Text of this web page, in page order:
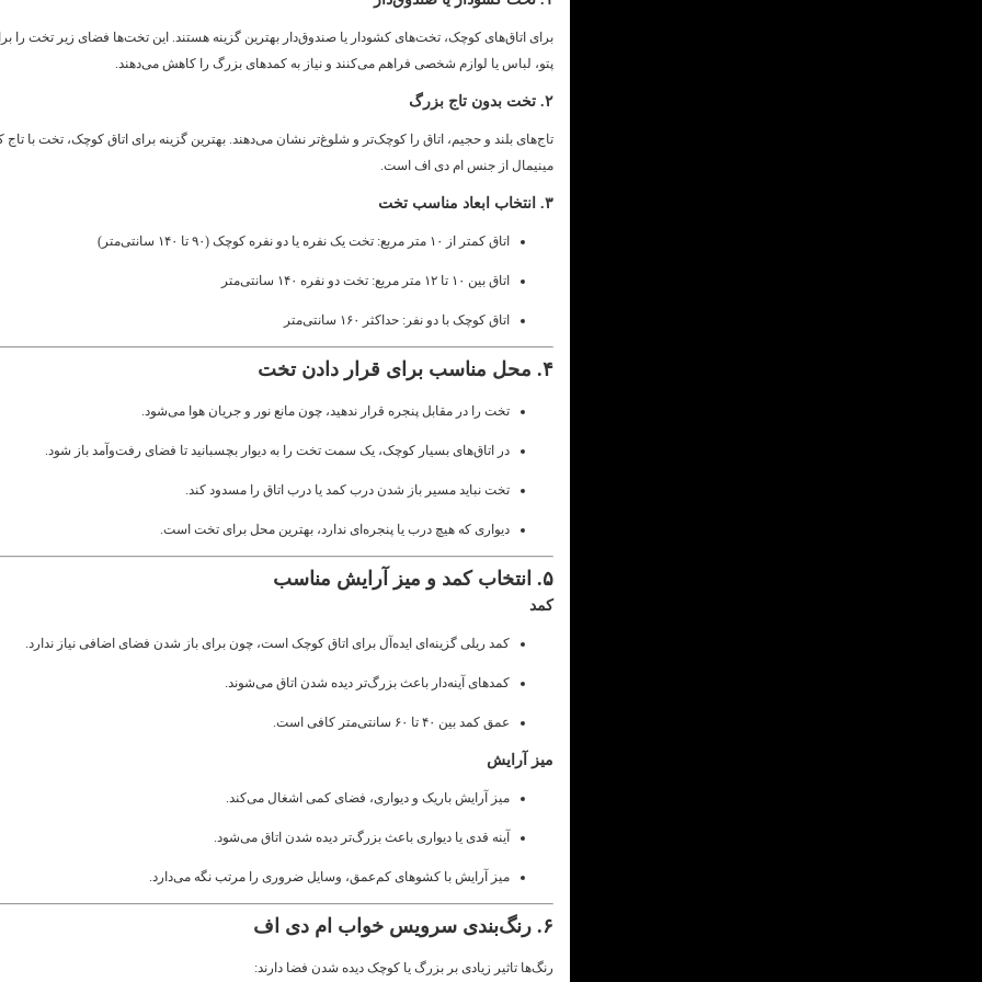
برای اتاق‌های کوچک، تخت‌های کشودار یا صندوق‌دار بهترین گزینه هستند. این تخت‌ها فضای زیر تخت را
پتو، لباس یا لوازم شخصی فراهم می‌کنند و نیاز به کمدهای بزرگ را کاهش می‌دهند.
۲. تخت بدون تاج بزرگ
تاج‌های بلند و حجیم، اتاق را کوچک‌تر و شلوغ‌تر نشان می‌دهند. بهترین گزینه برای اتاق کوچک، تخت با تاج
مینیمال از جنس ام دی اف است.
۳. انتخاب ابعاد مناسب تخت
اتاق کمتر از ۱۰ متر مربع: تخت یک نفره یا دو نفره کوچک (۹۰ تا ۱۴۰ سانتی‌متر)
اتاق بین ۱۰ تا ۱۲ متر مربع: تخت دو نفره ۱۴۰ سانتی‌متر
اتاق کوچک با دو نفر: حداکثر ۱۶۰ سانتی‌متر
۴. محل مناسب برای قرار دادن تخت
تخت را در مقابل پنجره قرار ندهید، چون مانع نور و جریان هوا می‌شود.
در اتاق‌های بسیار کوچک، یک سمت تخت را به دیوار بچسبانید تا فضای رفت‌وآمد باز شود.
تخت نباید مسیر باز شدن درب کمد یا درب اتاق را مسدود کند.
دیواری که هیچ درب یا پنجره‌ای ندارد، بهترین محل برای تخت است.
۵. انتخاب کمد و میز آرایش مناسب
کمد
کمد ریلی گزینه‌ای ایده‌آل برای اتاق کوچک است، چون برای باز شدن فضای اضافی نیاز ندارد.
کمدهای آینه‌دار باعث بزرگ‌تر دیده شدن اتاق می‌شوند.
عمق کمد بین ۴۰ تا ۶۰ سانتی‌متر کافی است.
میز آرایش
میز آرایش باریک و دیواری، فضای کمی اشغال می‌کند.
آینه قدی یا دیواری باعث بزرگ‌تر دیده شدن اتاق می‌شود.
میز آرایش با کشوهای کم‌عمق، وسایل ضروری را مرتب نگه می‌دارد.
۶. رنگ‌بندی سرویس خواب ام دی اف
رنگ‌ها تاثیر زیادی بر بزرگ یا کوچک دیده شدن فضا دارند: